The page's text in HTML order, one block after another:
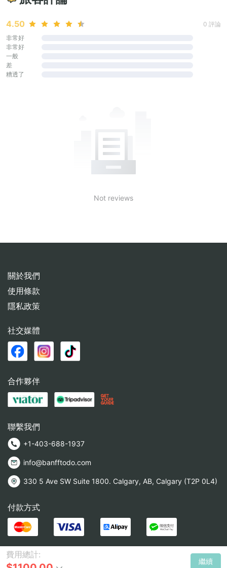
費用總計:
繼續
4.50
0 評論
非常好
非常好
一般
差
糟透了
Not reviews
關於我們
使用條款
隱私政策
社交媒體
合作夥伴
聯繫我們
+1-403-688-1937
info@banfftodo.com
330 5 Ave SW Suite 1800. Calgary, AB, Calgary (T2P 0L4)
付款方式